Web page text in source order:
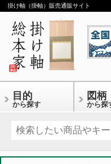
掛け軸（掛軸）販売通販サイト
目的
から探す
図柄
から探